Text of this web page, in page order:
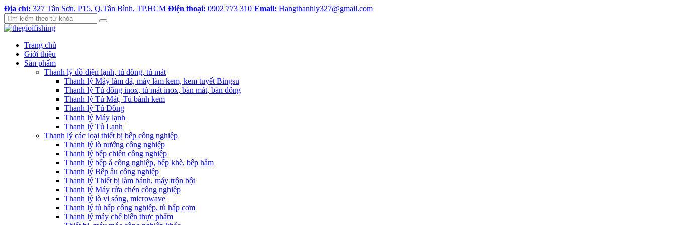
Địa chỉ: 327 Tân Sơn, P15, Q.Tân Bình, TP.HCM Điện thoại: 0902 773 310 Email: Hangthanhly327@gmail.com
Trang chủ
Giới thiệu
Sản phẩm
Thanh lý đồ điện lạnh, tủ đông, tủ mát
Thanh lý Máy làm đá, máy làm kem, kem tuyết Bingsu
Thanh lý Tủ đông inox, tủ mát inox, bàn mát, bàn đông
Thanh lý Tủ Mát, Tủ bánh kem
Thanh lý Tủ Đông
Thanh lý Máy lạnh
Thanh lý Tủ Lạnh
Thanh lý các loại thiết bị bếp công nghiệp
Thanh lý lò nướng công nghiệp
Thanh lý bếp chiên công nghiệp
Thanh lý bếp á công nghiệp, bếp khè, bếp hầm
Thanh lý Bếp âu công nghiệp
Thanh lý Thiết bị làm bánh, máy trộn bột
Thanh lý Máy rửa chén công nghiệp
Thanh lý lò vi sóng, microwave
Thanh lý tủ hấp công nghiệp, tủ hấp cơm
Thanh lý máy chế biến thực phẩm